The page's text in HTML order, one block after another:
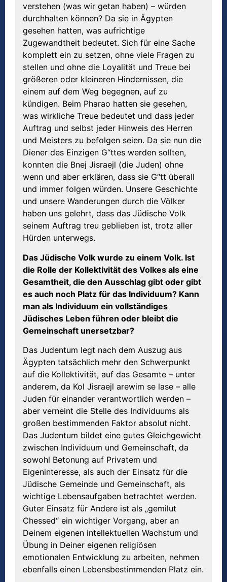
verstehen (was wir getan haben) – würden
durchhalten können? Da sie in Ägypten
gesehen hatten, was aufrichtige
Zugewandtheit bedeutet. Sich für eine Sache
komplett ein zu setzen, ohne viele Fragen zu
stellen und ohne die Loyalität und Treue bei
größeren oder kleineren Hindernissen, die
einem auf dem Weg begegnen, auf zu
kündigen. Beim Pharao hatten sie gesehen,
was wirkliche Treue bedeutet und dass jeder
Auftrag und selbst jeder Hinweis des Herren
und Meisters zu befolgen seien. Da sie nun die
Diener des Einzigen G“ttes werden sollten,
konnten die Bnej Jisraejl (die Juden) ohne
wenn und aber erklären, dass sie G“tt überall
und immer folgen würden. Unsere Geschichte
und unsere Wanderungen durch die Völker
haben uns gelehrt, dass das Jüdische Volk
seinem Auftrag treu geblieben ist, trotz aller
Hürden unterwegs.
Das Jüdische Volk wurde zu einem Volk. Ist
die Rolle der Kollektivität des Volkes als eine
Gesamtheit, die den Ausschlag gibt oder gibt
es auch noch Platz für das Individuum? Kann
man als Individuum ein vollständiges
Jüdisches Leben führen oder bleibt die
Gemeinschaft unersetzbar?
Das Judentum legt nach dem Auszug aus
Ägypten tatsächlich mehr den Schwerpunkt
auf die Kollektivität, auf das Gesamte – unter
anderem, da Kol Jisraejl arewim se lase – alle
Juden für einander verantwortlich werden –
aber verneint die Stelle des Individuums als
großen bestimmenden Faktor absolut nicht.
Das Judentum bildet eine gutes Gleichgewicht
zwischen Individuum und Gemeinschaft, da
sowohl Betonung auf Privatem und
Eigeninteresse, als auch der Einsatz für die
Jüdische Gemeinde und Gemeinschaft, als
wichtige Lebensaufgaben betrachtet werden.
Guter Einsatz für Andere ist als „gemilut
Chessed“ ein wichtiger Vorgang, aber an
Deinem eigenen intellektuellen Wachstum und
Übung in Deiner eigenen religiösen
emotionalen Entwicklung zu arbeiten, nehmen
ebenfalls einen Lebensbestimmenden Platz ein.